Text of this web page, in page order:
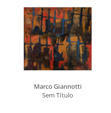
Marco Giannotti
Sem Título